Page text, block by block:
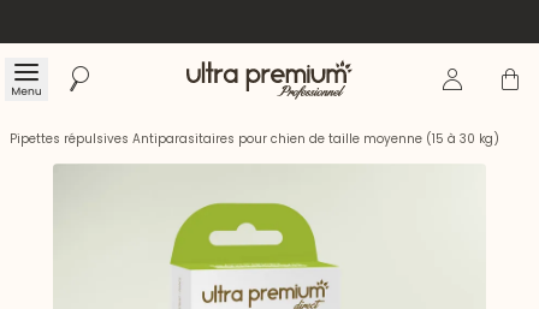
Menu Rechercher Accueil Se Panier
Pipettes répulsives Antiparasitaires pour chien de taille moyenne (15 à 30 kg)